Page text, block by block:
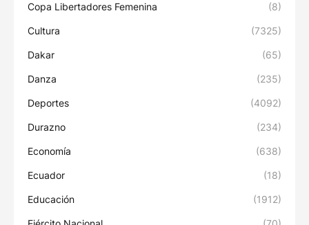
Copa Libertadores Femenina (8)
Cultura (7325)
Dakar (65)
Danza (235)
Deportes (4092)
Durazno (234)
Economía (638)
Ecuador (18)
Educación (1912)